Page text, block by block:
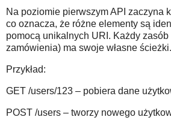
Na poziomie pierwszym API zaczyna
co oznacza, że różne elementy są
pomocą unikalnych URI. Każdy zasób
zamówienia) ma swoje własne ścieżki.
Przykład:
GET /users/123 – pobiera dane
POST /users – tworzy nowego